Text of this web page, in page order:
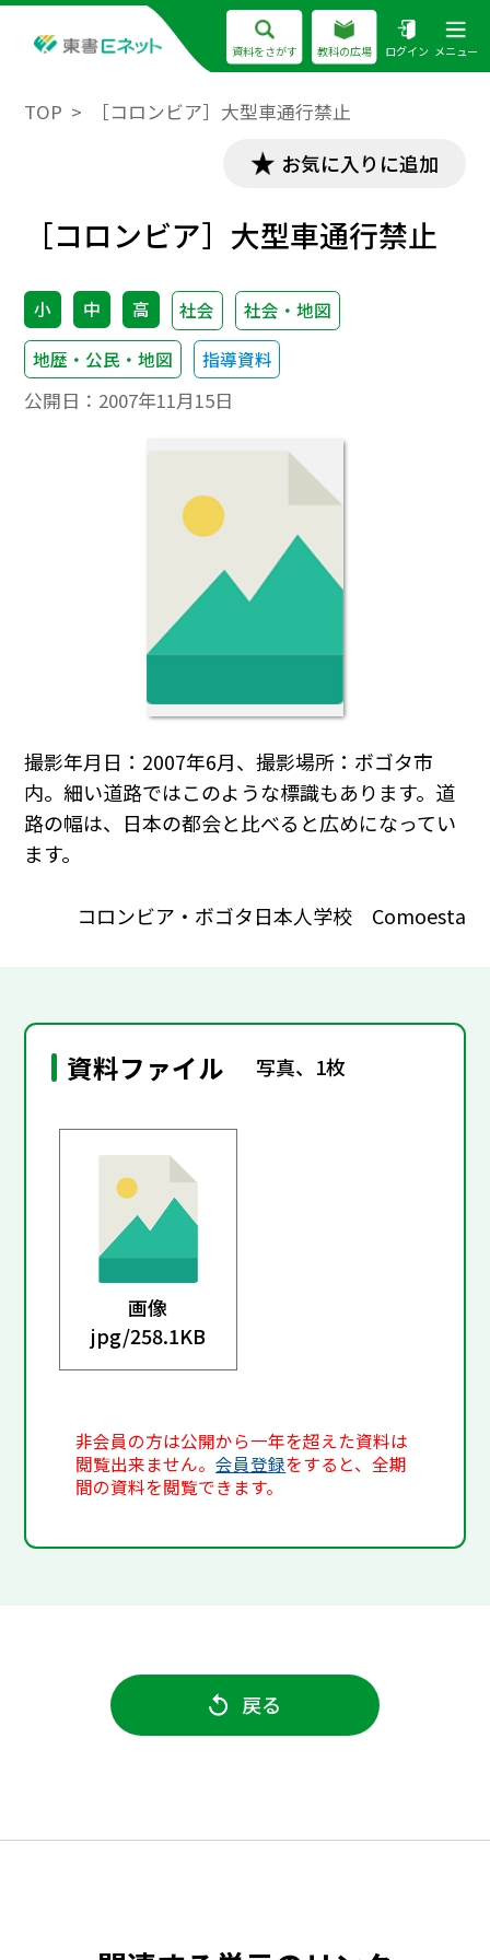
資料をさがす 教科の広場 ログイン メニュー
TOP ［コロンビア］大型車通行禁止
お気に入りに追加
［コロンビア］大型車通行禁止
小 中 高 社会
社会・地図
地歴・公民・地図
指導資料
公開日： 2007年11月15日
撮影年月日：2007年6月、撮影場所：ボゴタ市
内。細い道路ではこのような標識もあります。道
路の幅は、日本の都会と比べると広めになってい
ます。
コロンビア・ボゴタ日本人学校 Comoesta
資料ファイル 写真、1枚
画像
jpg/258.1KB
非会員の方は公開から一年を超えた資料は
閲覧出来ません。会員登録をすると、全期
間の資料を閲覧できます。
戻る